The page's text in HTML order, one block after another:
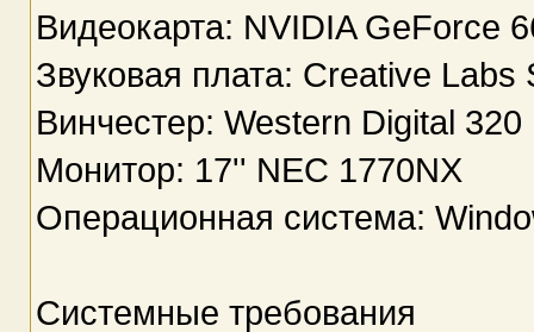
Видеокарта: NVIDIA GeForce
Звуковая плата: Creative Labs
Винчестер: Western Digital 320
Монитор: 17'' NEC 1770NX
Операционная система:
Системные требования